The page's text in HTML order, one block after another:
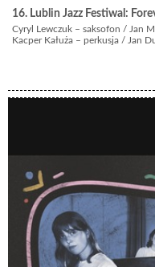
16. Lublin Jazz Festiwal:
Cyryl Lewczuk – saksofon / Jan
Kacper Kałuża – perkusja / Jan